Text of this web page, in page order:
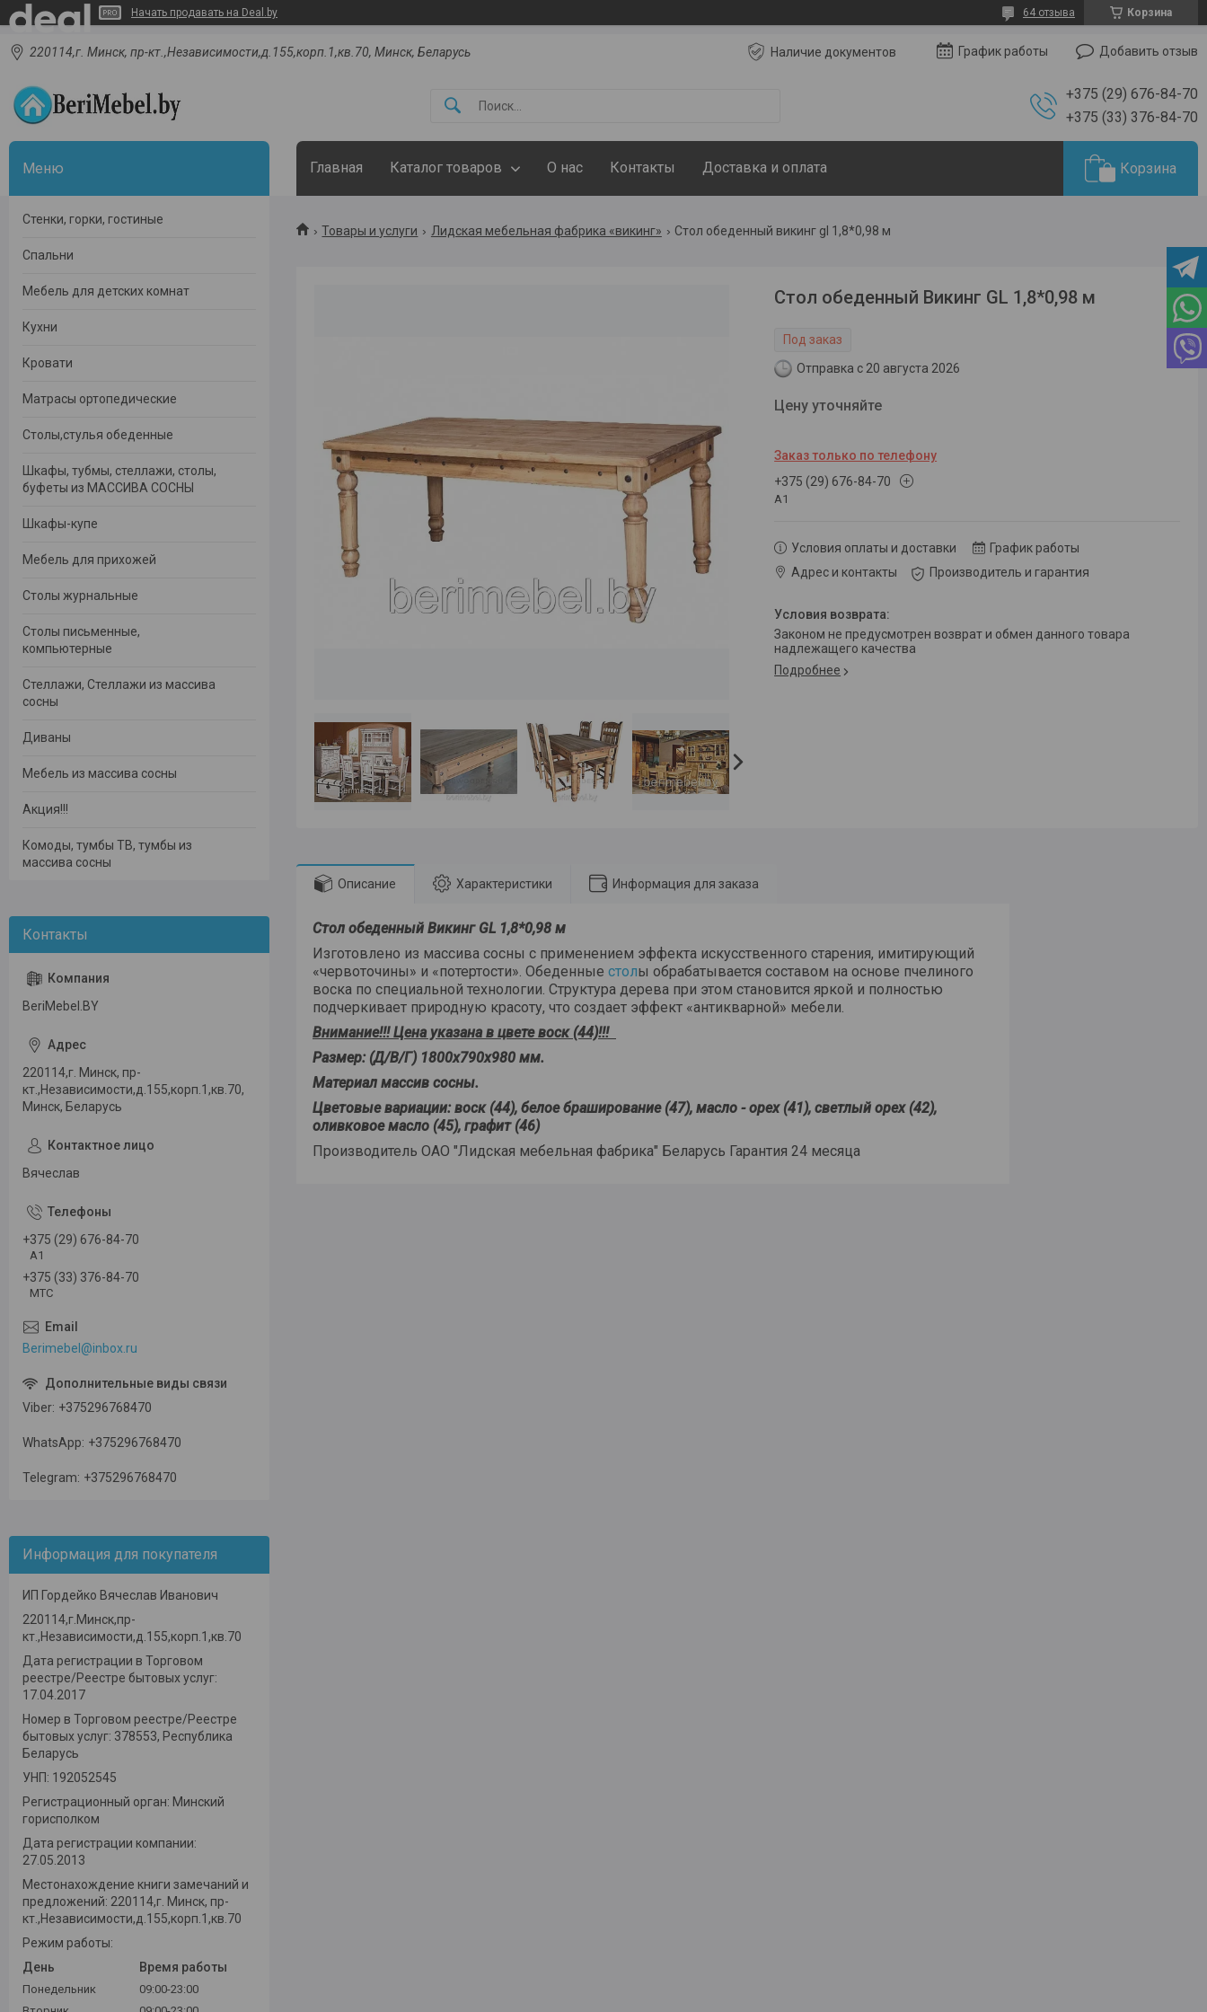
Начать продавать на Deal.by Корзина
64 отзыва
220114,г. Минск, пр-кт.,Независимости,д.155,корп.1,кв.70, Минск, Беларусь Наличие документов График работы Добавить отзыв
+375 (29) 676-84-70
+375 (33) 376-84-70
Главная Каталог товаров О нас Контакты Доставка и оплата Корзина
Товары и услуги Лидская мебельная фабрика «викинг» Стол обеденный викинг gl 1,8*0,98 м
Стол обеденный Викинг GL 1,8*0,98 м
Под заказ
Отправка с 20 августа 2026
Цену уточняйте
Заказ только по телефону
+375 (29) 676-84-70
А1
Условия оплаты и доставки
График работы
Адрес и контакты
Производитель и гарантия
Законом не предусмотрен возврат и обмен данного товара
надлежащего качества
Подробнее
Описание Характеристики Информация для заказа
Стол обеденный Викинг GL 1,8*0,98 м
Изготовлено из массива сосны с применением эффекта искусственного старения, имитирующий
«червоточины» и «потертости». Обеденные столы обрабатывается составом на основе пчелиного
воска по специальной технологии. Структура дерева при этом становится яркой и полностью
подчеркивает природную красоту, что создает эффект «антикварной» мебели.
Внимание!!! Цена указана в цвете воск (44)!!!
Размер: (Д/В/Г) 1800х790х980 мм.
Материал массив сосны.
Цветовые вариации: воск (44), белое браширование (47), масло - орех (41), светлый орех (42),
оливковое масло (45), графит (46)
Производитель ОАО "Лидская мебельная фабрика" Беларусь Гарантия 24 месяца
Стенки, горки, гостиные
Спальни
Мебель для детских комнат
Кухни
Кровати
Матрасы ортопедические
Столы,стулья обеденные
Шкафы, тубмы, стеллажи, столы,
буфеты из МАССИВА СОСНЫ
Шкафы-купе
Мебель для прихожей
Столы журнальные
Столы письменные,
компьютерные
Стеллажи, Стеллажи из массива
сосны
Диваны
Мебель из массива сосны
Акция!!!
Комоды, тумбы ТВ, тумбы из
массива сосны
BeriMebel.BY
220114,г. Минск, пр-
кт.,Независимости,д.155,корп.1,кв.70,
Минск, Беларусь
Вячеслав
+375 (29) 676-84-70
А1
+375 (33) 376-84-70
МТС
Berimebel@inbox.ru
Viber +375296768470
WhatsApp +375296768470
Telegram +375296768470
Информация для покупателя
ИП Гордейко Вячеслав Иванович
220114,г.Минск,пр-
кт.,Независимости,д.155,корп.1,кв.70
Дата регистрации в Торговом
реестре/Реестре бытовых услуг:
17.04.2017
Номер в Торговом реестре/Реестре
бытовых услуг: 378553, Республика
Беларусь
УНП: 192052545
Регистрационный орган: Минский
горисполком
Дата регистрации компании:
27.05.2013
Местонахождение книги замечаний и
предложений: 220114,г. Минск, пр-
кт.,Независимости,д.155,корп.1,кв.70
Режим работы:
День
Время работы
Понедельник
09:00-23:00